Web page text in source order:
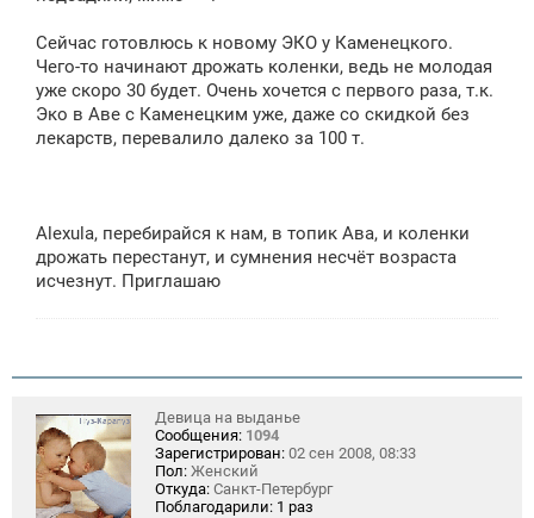
Сейчас готовлюсь к новому ЭКО у Каменецкого.
Чего-то начинают дрожать коленки, ведь не молодая
уже скоро 30 будет. Очень хочется с первого раза, т.к.
Эко в Аве с Каменецким уже, даже со скидкой без
лекарств, перевалило далеко за 100 т.
Alexula, перебирайся к нам, в топик Ава, и коленки
дрожать перестанут, и сумнения несчёт возраста
исчезнут. Приглашаю
Девица на выданье
Сообщения: 1094
Зарегистрирован: 02 сен 2008, 08:33
Пол: Женский
Откуда: Санкт-Петербург
Поблагодарили: 1 раз